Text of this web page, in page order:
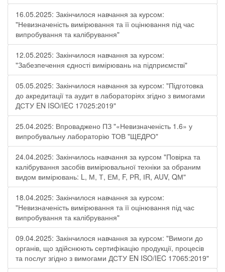
16.05.2025: Закінчилося навчання за курсом:
"Невизначеність вимірювання та її оцінювання під час
випробування та калібрування"
12.05.2025: Закінчилося навчання за курсом:
"Забезпечення єдності вимірювань на підприємстві"
05.05.2025: Закінчилося навчання за курсом: "Підготовка
до акредитації та аудит в лабораторіях згідно з вимогами
ДСТУ EN ISO/IEC 17025:2019"
25.04.2025: Впроваджено ПЗ "«Невизначеність 1.6» у
випробувальну лабораторію ТОВ "ЩЕДРО"
24.04.2025: Закінчилось навчання за курсом "Повірка та
калібрування засобів вимірювальної техніки за обраним
видом вимірювань: L, М, Т, ЕМ, F, РR, ІR, АUV, QМ"
18.04.2025: Закінчилося навчання за курсом:
"Невизначеність вимірювання та її оцінювання під час
випробування та калібрування"
09.04.2025: Закінчилося навчання за курсом: "Вимоги до
органів, що здійснюють сертифікацію продукції, процесів
та послуг згідно з вимогами ДСТУ EN ISO/IEC 17065:2019"